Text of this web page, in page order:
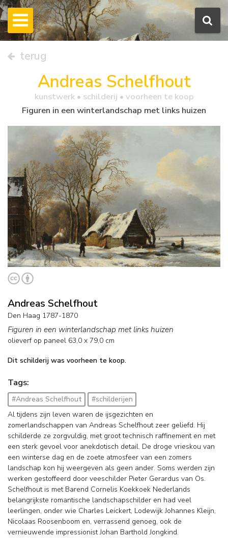
terug
Andreas Schelfhout
kunstwerk • schilderij • voorheen te koop
Figuren in een winterlandschap met links huizen
Andreas Schelfhout
Den Haag 1787-1870
Figuren in een winterlandschap met links huizen
olieverf op paneel 63,0 x 79,0 cm
Dit schilderij was voorheen te koop.
Tags:
#Andreas Schelfhout
#schilderijen
Al tijdens zijn leven waren de ijsgezichten en
zomerlandschappen van Andreas Schelfhout zeer geliefd. Hij
schilderde ze zorgvuldig, met groot technisch raffinement en met
een sterk gevoel voor anekdotisch detail. De droge vrieskou van
een winterse dag en de zoete atmosfeer van een zomers
landschap kon hij weergeven als geen ander. Soms werden zijn
werken gestoffeerd door veeschilder Pieter Gerardus van Os.
Schelfhout is met Barend Cornelis Koekkoek Nederlands
belangrijkste romantische landschapschilder en had veel
leerlingen, onder wie Charles Leickert, Lodewijk Johannes Kleijn,
Nicolaas Roosenboom en, verrassend genoeg, ook de
vernieuwende impressionist Johan Barthold Jongkind.